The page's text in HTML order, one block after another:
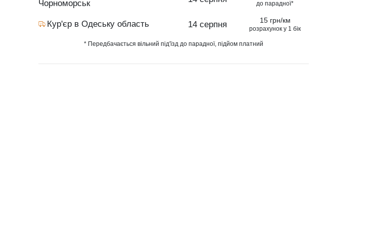
Чорноморськ
Кур'єр в Одеську область 14 серпня
до парадної*
15 грн/км
розрахунок у 1 бік
* Передбачається вільний під'їзд до парадної, підйом платний